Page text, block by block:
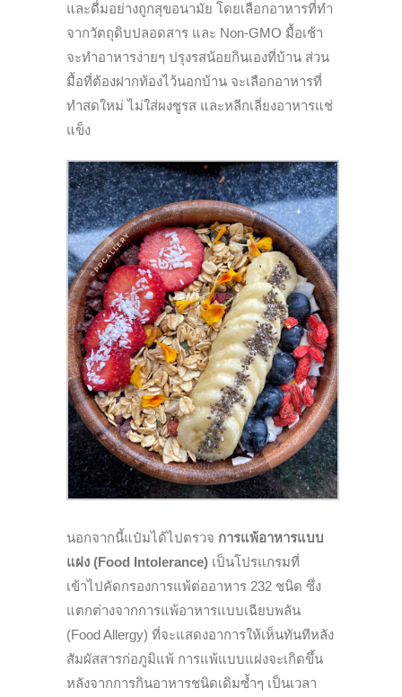
และดื่มอย่างถูกสุขอนามัย โดยเลือกอาหารที่ทำ
จากวัตถุดิบปลอดสาร และ Non-GMO มื้อเช้า
จะทำอาหารง่ายๆ ปรุงรสน้อยกินเองที่บ้าน ส่วน
มื้อที่ต้องฝากท้องไว้นอกบ้าน จะเลือกอาหารที่
ทำสดใหม่ ไม่ใส่ผงชูรส และหลีกเลี่ยงอาหารแช่
แข็ง
นอกจากนี้แป๋มได้ไปตรวจ การแพ้อาหารแบบ
แฝง (Food Intolerance) เป็นโปรแกรมที่
เข้าไปคัดกรองการแพ้ต่ออาหาร 232 ชนิด ซึ่ง
แตกต่างจากการแพ้อาหารแบบเฉียบพลัน
(Food Allergy) ที่จะแสดงอาการให้เห็นทันทีหลัง
สัมผัสสารก่อภูมิแพ้ การแพ้แบบแฝงจะเกิดขึ้น
หลังจากการกินอาหารชนิดเดิมซ้ำๆ เป็นเวลา